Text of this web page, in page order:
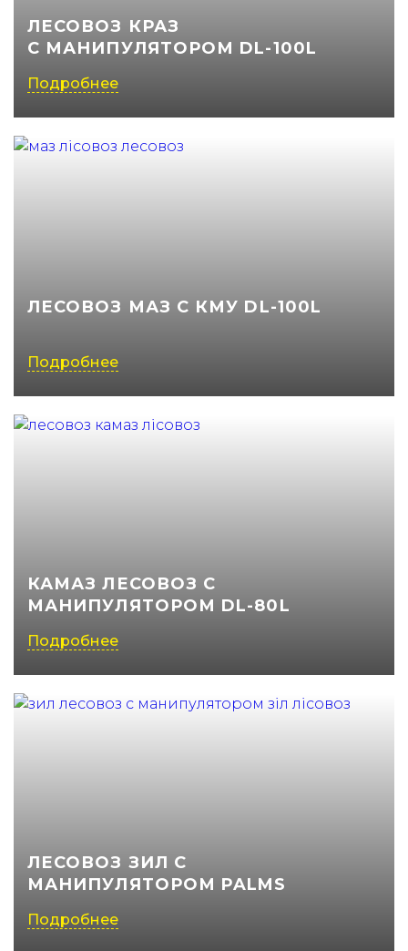
ЛЕСОВОЗ КРАЗ
C МАНИПУЛЯТОРОМ DL-100L
Подробнее
ЛЕСОВОЗ МАЗ С КМУ DL-100L
Подробнее
КАМАЗ ЛЕСОВОЗ С
МАНИПУЛЯТОРОМ DL-80L
Подробнее
ЛЕСОВОЗ ЗИЛ С
МАНИПУЛЯТОРОМ PALMS
Подробнее